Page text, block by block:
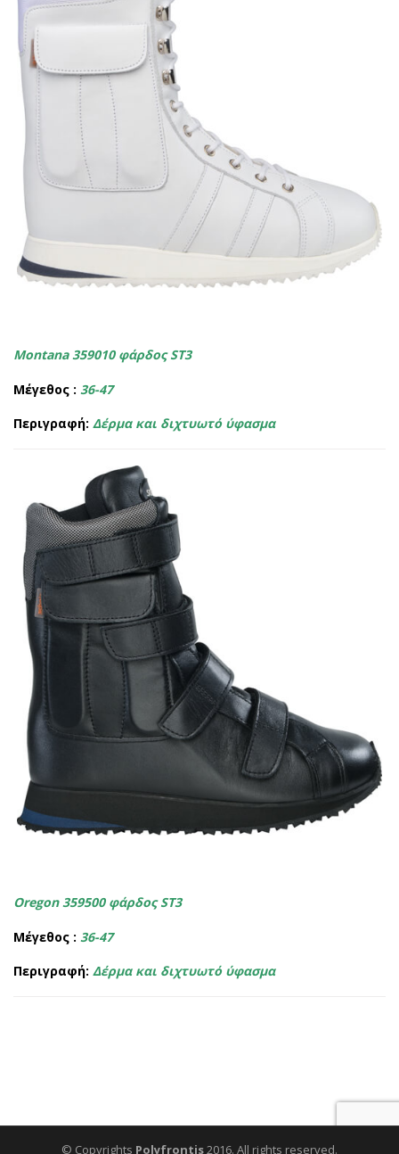
Montana 359010 φάρδος ST3
Μέγεθος : 36-47
Περιγραφή: Δέρμα και διχτυωτό ύφασμα
Oregon 359500 φάρδος ST3
Μέγεθος : 36-47
Περιγραφή: Δέρμα και διχτυωτό ύφασμα
© Copyrights Polyfrontis2016. All rights reserved.